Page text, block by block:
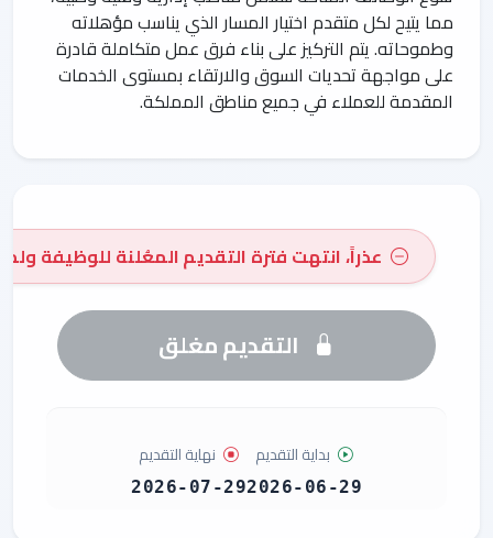
مما يتيح لكل متقدم اختيار المسار الذي يناسب مؤهلاته
وطموحاته. يتم التركيز على بناء فرق عمل متكاملة قادرة
على مواجهة تحديات السوق والارتقاء بمستوى الخدمات
المقدمة للعملاء في جميع مناطق المملكة.
عذراً، انتهت فترة التقديم المعُلنة للوظيفة
التقديم مغلق
بداية التقديم
2026-06-29
نهاية التقديم
2026-07-29